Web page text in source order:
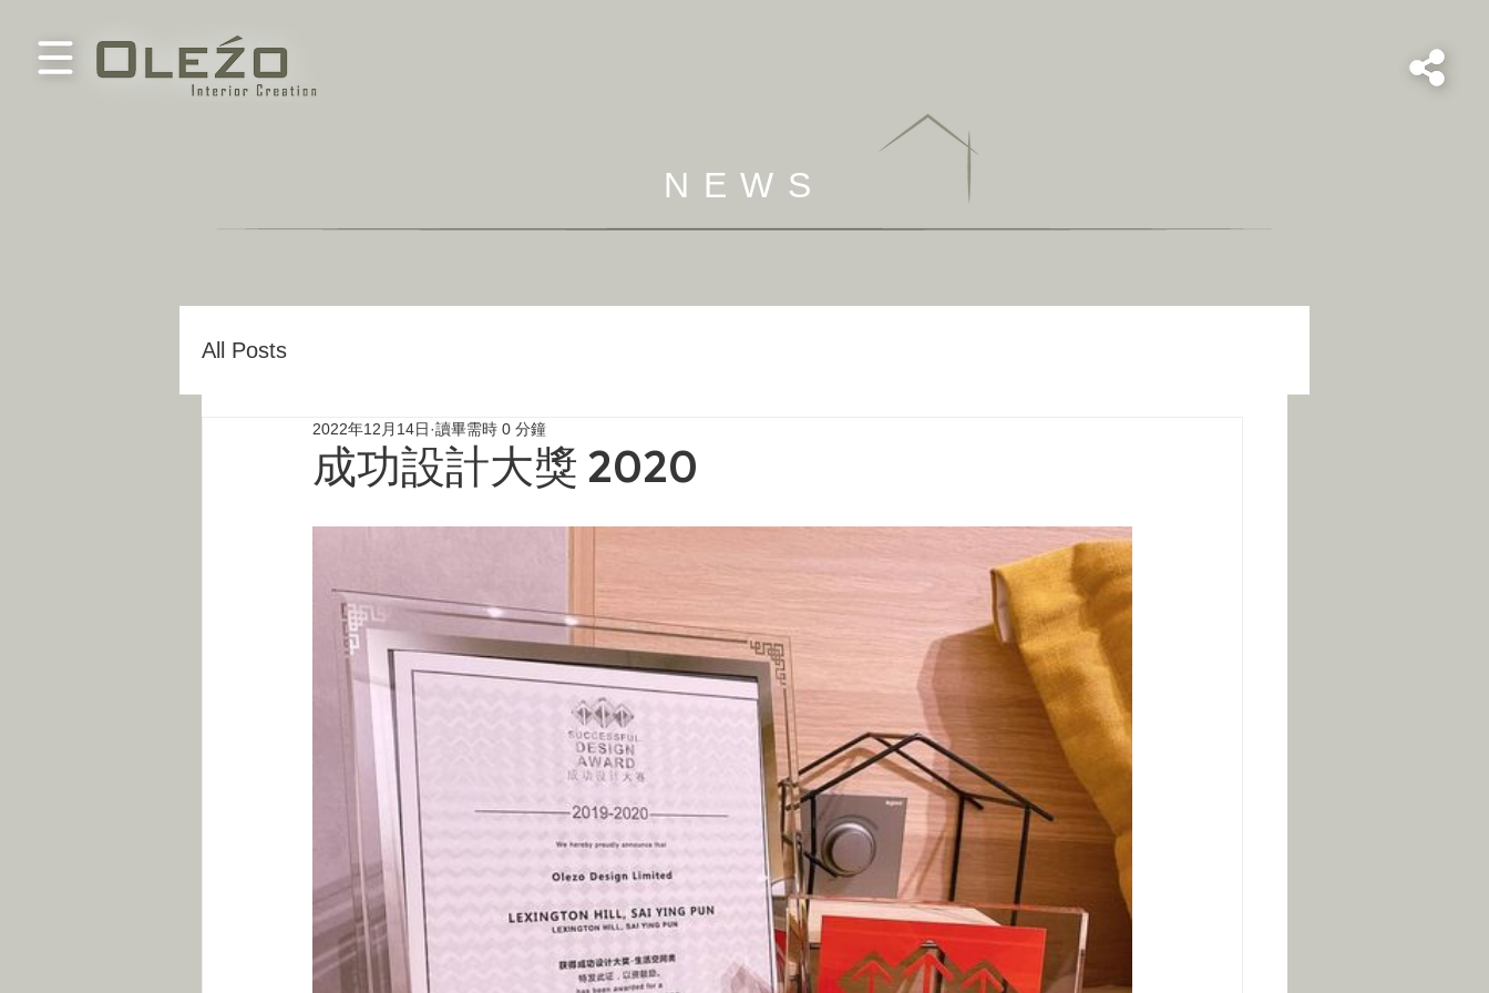
NEWS
All Posts
成功設計大獎 2020
2022年12月14日 讀畢需時 0 分鐘